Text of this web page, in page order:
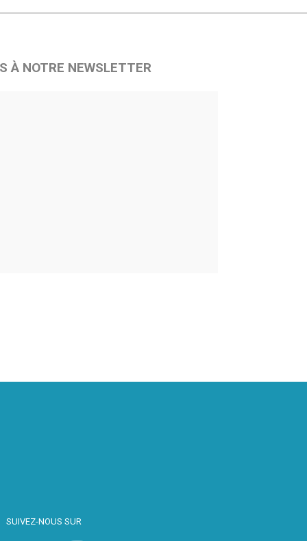
À NOTRE NEWSLETTER
SUIVEZ-NOUS SUR